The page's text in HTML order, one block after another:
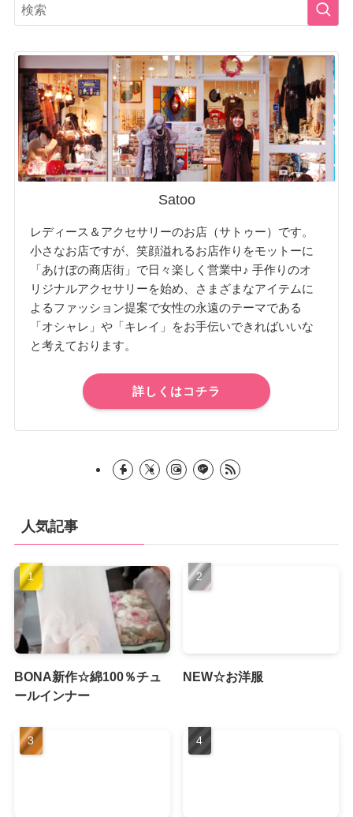
Satoo
レディース＆アクセサリーのお店（サトゥー）です。
小さなお店ですが、笑顔溢れるお店作りをモットーに
「あけぼの商店街」で日々楽しく営業中♪ 手作りのオ
リジナルアクセサリーを始め、さまざまなアイテムに
よるファッション提案で女性の永遠のテーマである
「オシャレ」や「キレイ」をお手伝いできればいいな
と考えております。
詳しくはコチラ
人気記事
BONA新作☆綿100％チュ
ールインナー
NEW☆お洋服